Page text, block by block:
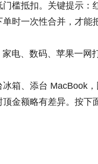
槛抵扣。关键提示：
时一次性合并，才能
电、数码、苹果一网
箱、添台 MacBook
金额略有差异。按下